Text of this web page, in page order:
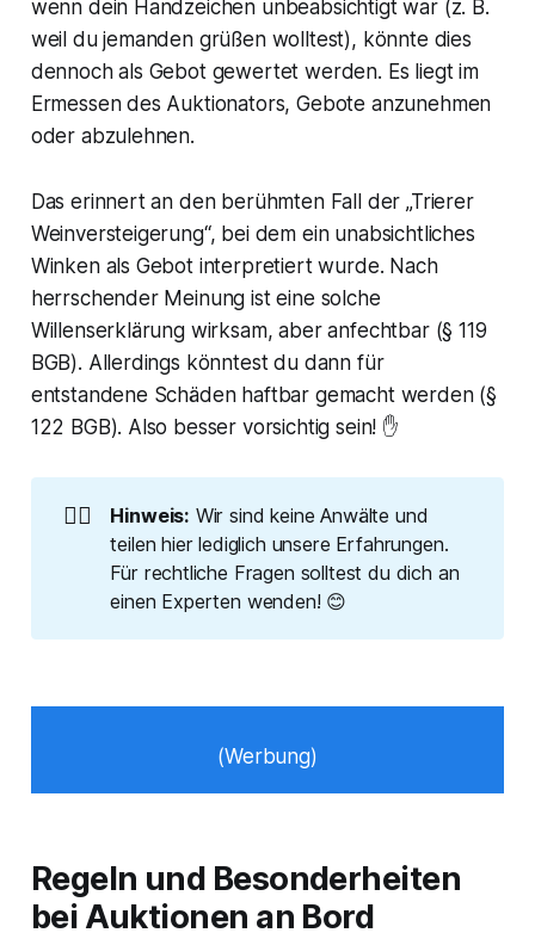
wenn dein Handzeichen unbeabsichtigt war (z. B.
weil du jemanden grüßen wolltest), könnte dies
dennoch als Gebot gewertet werden. Es liegt im
Ermessen des Auktionators, Gebote anzunehmen
oder abzulehnen.
Das erinnert an den berühmten Fall der „Trierer
Weinversteigerung“, bei dem ein unabsichtliches
Winken als Gebot interpretiert wurde. Nach
herrschender Meinung ist eine solche
Willenserklärung wirksam, aber anfechtbar (§ 119
BGB). Allerdings könntest du dann für
entstandene Schäden haftbar gemacht werden (§
122 BGB). Also besser vorsichtig sein! ✋
🧑‍⚖️ Hinweis: Wir sind keine Anwälte und
teilen hier lediglich unsere Erfahrungen.
Für rechtliche Fragen solltest du dich an
einen Experten wenden! 😊
(Werbung)
Regeln und Besonderheiten
bei Auktionen an Bord